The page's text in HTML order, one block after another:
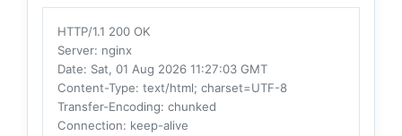
HTTP/1.1 200 OK
Server: nginx
Date: Sat, 01 Aug 2026 11:27:03 GMT
Content-Type: text/html; charset=UTF-8
Transfer-Encoding: chunked
Connection: keep-alive